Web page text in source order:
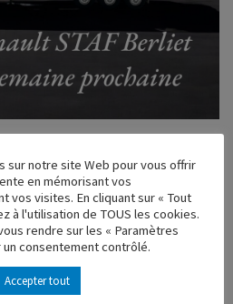
collection avec cet ensemble
accompagné de la cabine
fidèle en édition limitée, à ne
sur notre site internet et
!
sur notre site Web pour vous offrir
en mémorisant vos
vos visites. En cliquant sur « Tout
à l'utilisation de TOUS les cookies.
rendre sur les « Paramètres
consentement contrôlé.
Accepter tout